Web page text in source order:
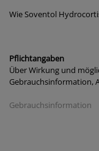
Wie Soventol
Pflichtangaben
Über Wirkung und
Gebrauchsinformation,
Gebrauchsinformation